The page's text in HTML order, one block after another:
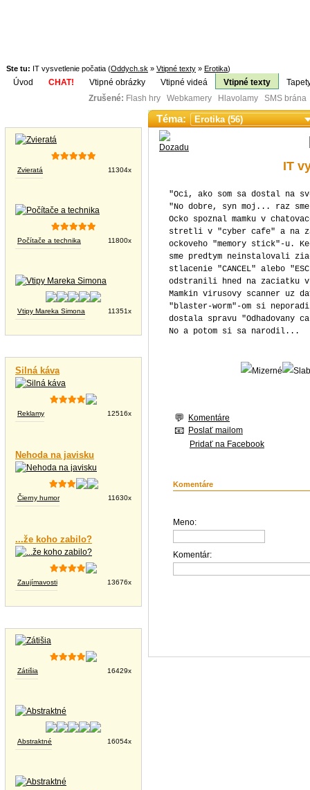
Ste tu: IT vysvetlenie počatia (Oddych.sk » Vtipné texty » Erotika)
Úvod CHAT! Vtipné obrázky Vtipné videá Vtipné texty
Zrušené: Flash hry Webkamery Hlavolamy SMS
Zvieratá 11304x
Počítače a technika 11800x
Vtipy Mareka Simona 11351x
Silná káva
Reklamy 12516x
Nehoda na javisku
Čierny humor 11630x
...že koho zabilo?
Zaujímavosti 13676x
Zátišia 16429x
Abstraktné 16054x
Téma:
IT
"Oci, ako som sa dostal na
"No dobre, syn moj... raz
Ocko spoznal mamku v
stretli v "cyber cafe" a na
ockoveho "memory stick"-u.
sme predtym neinstalovali
stlacenie "CANCEL" alebo
odstranili hned na zaciatku v
Mamkin virusovy scanner uz
"blaster-worm"-om si
dostala spravu "Odhadovany
No a potom si sa narodil...
Komentáre
Poslať mailom
Pridať na Facebook
Komentáre
Meno:
Komentár: